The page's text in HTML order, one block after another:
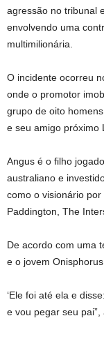
agressão no tribunal
envolvendo uma
multimilionária.
O incidente ocorreu
onde o promotor
grupo de oito
e seu amigo próximo
Angus é o filho
australiano e
como o visionário
Paddington, The
De acordo com uma
e o jovem
‘Ele foi até ela e
e vou pegar seu